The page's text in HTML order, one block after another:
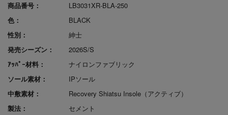
商品番号：
LB3031XR-BLA-250
色：
BLACK
性別：
紳士
発売シーズン：
2026S/S
ｱｯﾊﾟｰ材料：
ナイロンファブリック
ソール素材：
IPソール
中敷素材：
Recovery Shiatsu Insole（アクティブ）
製法：
セメント